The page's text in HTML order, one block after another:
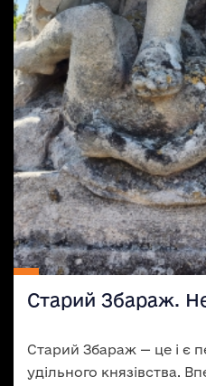
Старий Збараж.
Старий Збараж — це і є
удільного князівства.